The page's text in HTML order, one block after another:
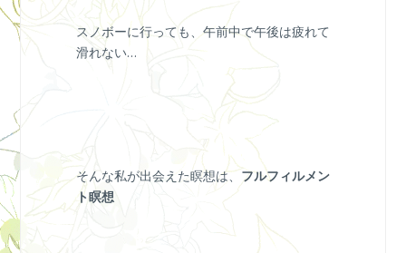
スノボーに行っても、午前中で午後は疲れて
滑れない…
そんな私が出会えた瞑想は、 フルフィルメン
ト瞑想